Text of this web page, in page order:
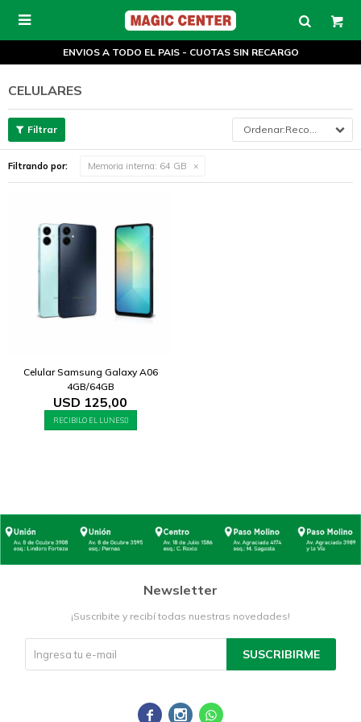

ENVIOS A TODO EL PAIS - CUOTAS SIN RECARGO
CELULARES
Recomendados
Filtrando por: Memoria interna: 64 GB
Celular Samsung Galaxy A06
4GB/64GB
USD 125,00
RECIBILO EL LUNES
Newsletter
¡Suscribite y recibí todas nuestras novedades!
SUSCRIBIRME
  